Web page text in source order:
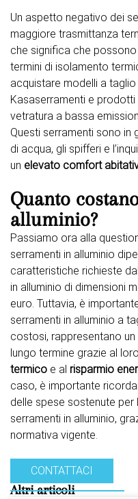
Un aspetto negativo dei
maggiore trasmittanza
che significa che
termini di isolamento
acquistare modelli a
Kasaserramenti e prodotti
vetratura a bassa
Questi serramenti sono in
di acqua, gli spifferi e
un elevato comfort
Quanto
alluminio?
Passiamo ora alla
serramenti in alluminio
caratteristiche richieste
in alluminio di dimensioni
euro. Tuttavia, è
serramenti in alluminio a
costosi, rappresentano
lungo termine grazie al loro
termico e al risparmio
caso, è importante
delle spese sostenute per
serramenti in alluminio,
normativa vigente.
CONTATTACI
Altri articoli